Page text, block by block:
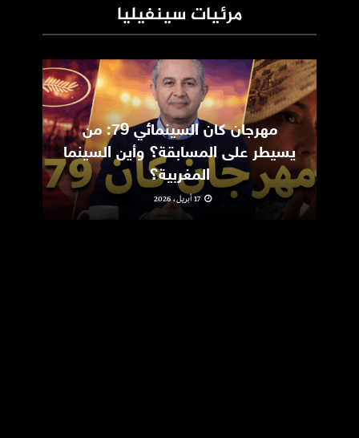
مرئيات سينفيليا
مهرجان كان السينمائي 79: من
يسيطر على المسابقة؟ وأين السينما
المغربية؟
17 أبريل، 2026